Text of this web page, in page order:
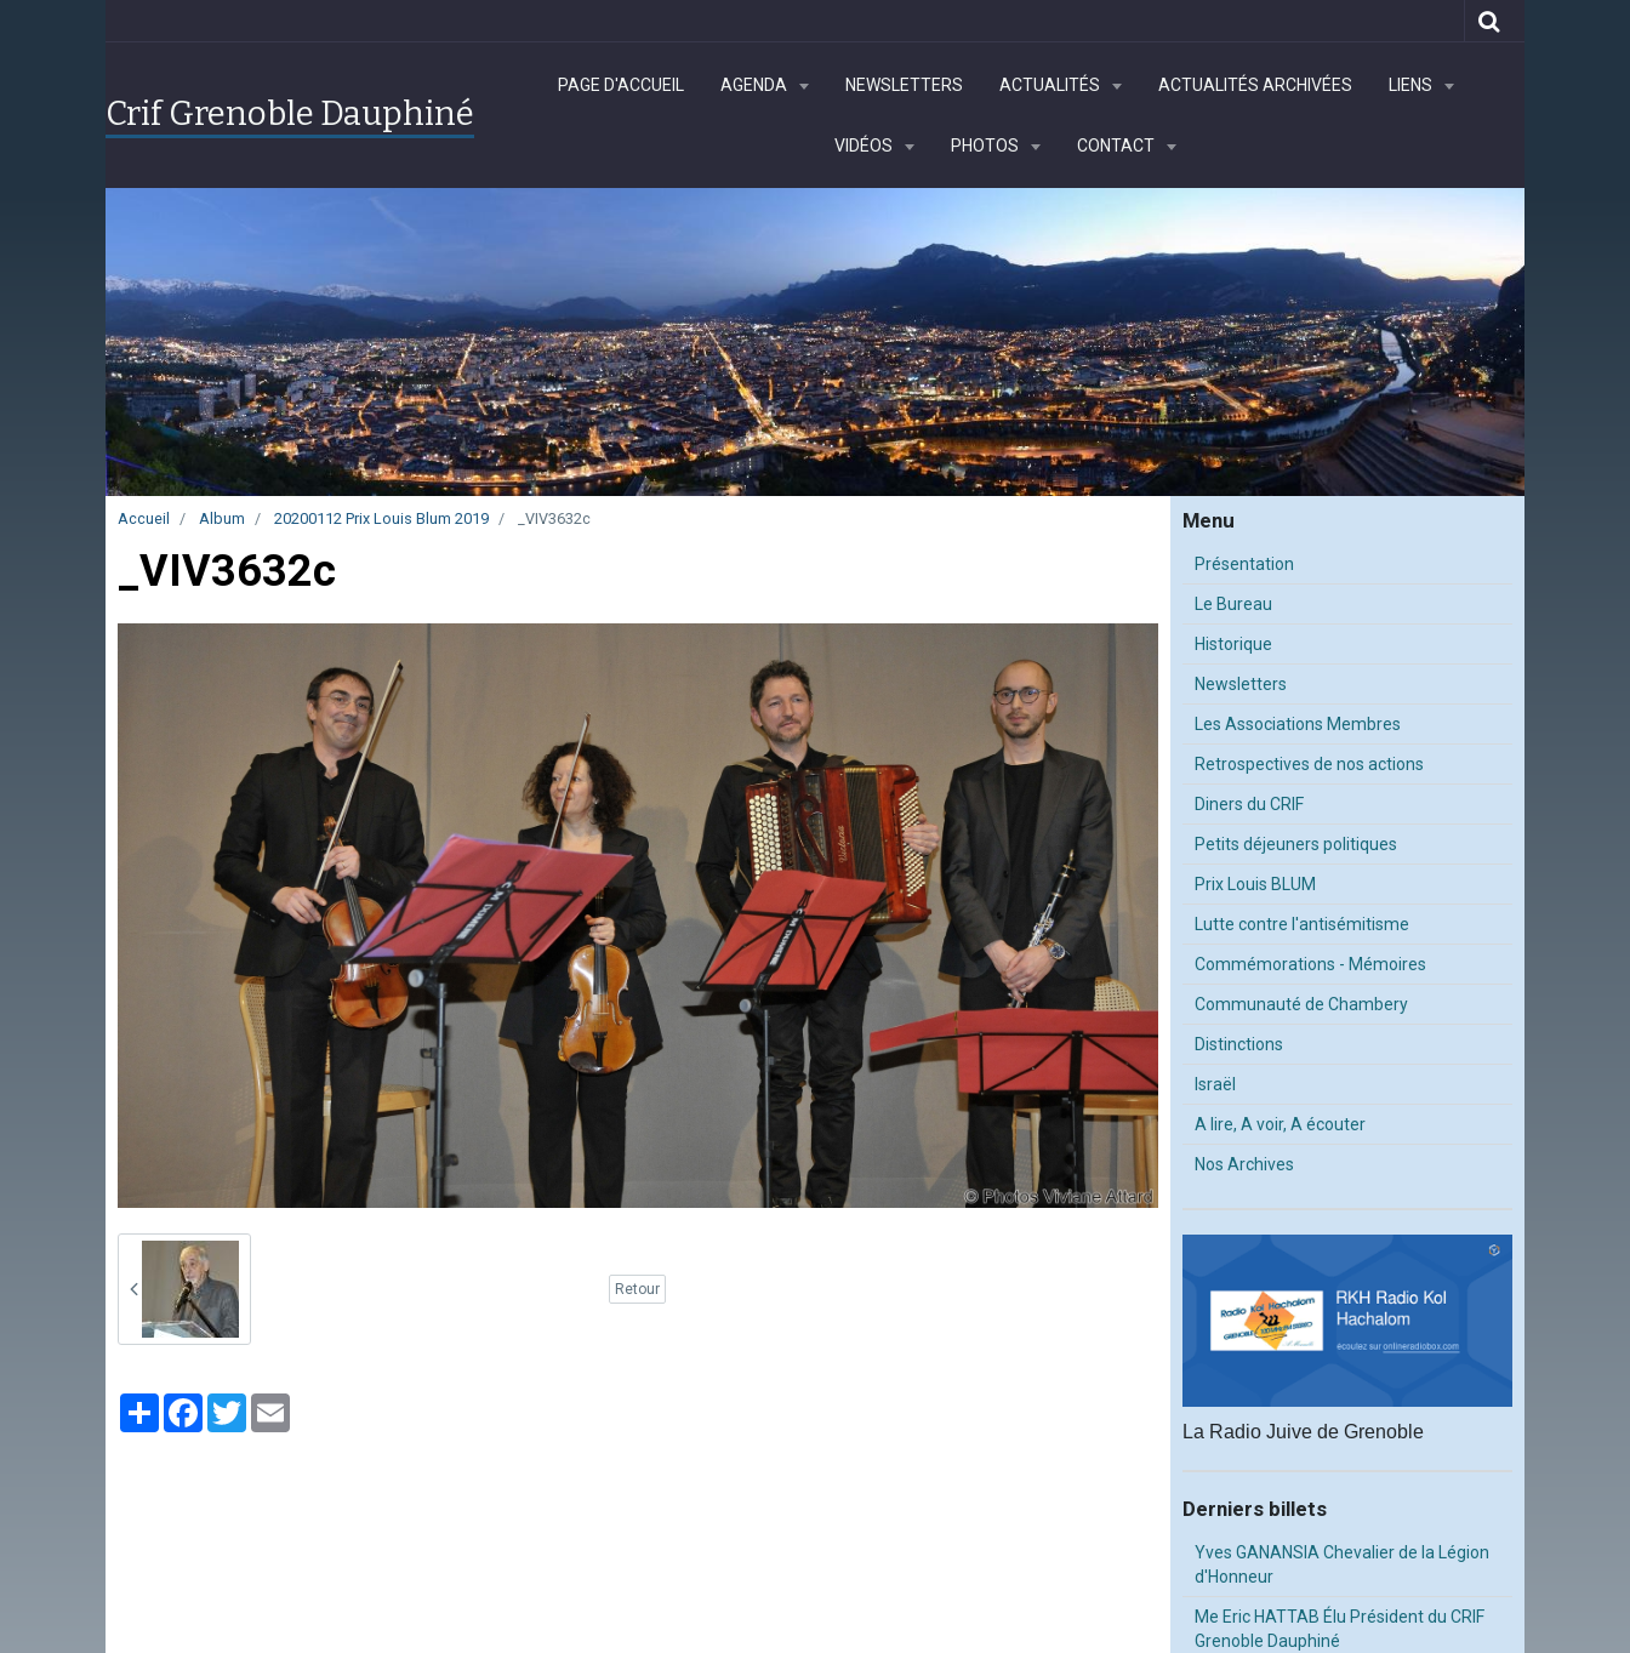
Crif Grenoble Dauphiné
PAGE D'ACCUEIL AGENDA NEWSLETTERS ACTUALITÉS ACTUALITÉS ARCHIVÉES LIENS
VIDÉOS PHOTOS CONTACT
Accueil Album 20200112 Prix Louis Blum 2019 _VIV3632c
_VIV3632c
Retour
PartagerFacebook
Twitter
Menu
Présentation
Le Bureau
Historique
Newsletters
Les Associations Membres
Retrospectives de nos actions
Diners du CRIF
Petits déjeuners politiques
Prix Louis BLUM
Lutte contre l'antisémitisme
Commémorations - Mémoires
Communauté de Chambery
Distinctions
Israël
A lire, A voir, A écouter
Nos Archives
La Radio Juive de Grenoble
Derniers billets
Yves GANANSIA Chevalier de la Légion
d'Honneur
Me Eric HATTAB Élu Président du CRIF
Grenoble Dauphiné